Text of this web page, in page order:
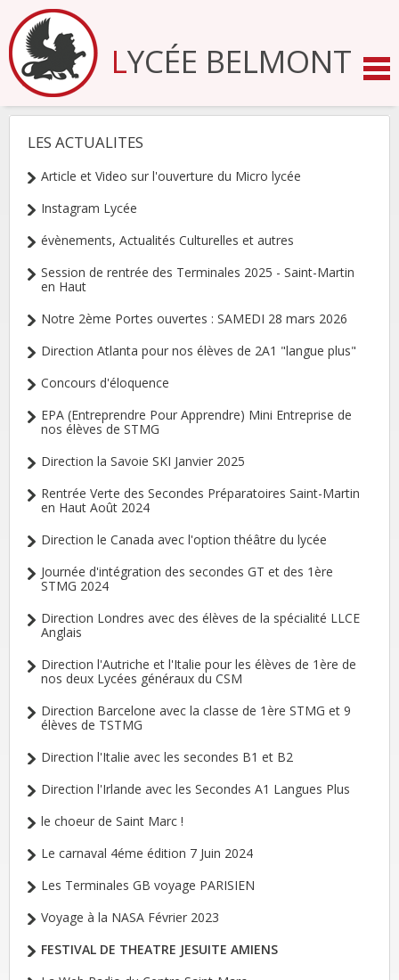
Aller
au
contenu.
|
Aller
LYCÉE BELMONT
NAVIGATION
LES ACTUALITES
Article et Video sur l'ouverture du Micro lycée
Instagram Lycée
évènements, Actualités Culturelles et autres
Session de rentrée des Terminales 2025 - Saint-Martin
en Haut
Notre 2ème Portes ouvertes : SAMEDI 28 mars 2026
Direction Atlanta pour nos élèves de 2A1 "langue plus"
Concours d'éloquence
EPA (Entreprendre Pour Apprendre) Mini Entreprise de
nos élèves de STMG
Direction la Savoie SKI Janvier 2025
Rentrée Verte des Secondes Préparatoires Saint-Martin
en Haut Août 2024
Direction le Canada avec l'option théâtre du lycée
Journée d'intégration des secondes GT et des 1ère
STMG 2024
Direction Londres avec des élèves de la spécialité LLCE
Anglais
Direction l'Autriche et l'Italie pour les élèves de 1ère de
nos deux Lycées généraux du CSM
Direction Barcelone avec la classe de 1ère STMG et 9
élèves de TSTMG
Direction l'Italie avec les secondes B1 et B2
Direction l'Irlande avec les Secondes A1 Langues Plus
le choeur de Saint Marc !
Le carnaval 4éme édition 7 Juin 2024
Les Terminales GB voyage PARISIEN
Voyage à la NASA Février 2023
FESTIVAL DE THEATRE JESUITE AMIENS